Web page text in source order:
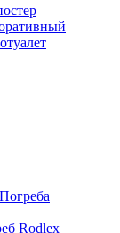
Погреба
Rodlex